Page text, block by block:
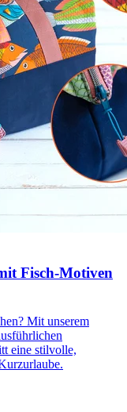
Fisch-Motiven
Mit unserem
eine stilvolle,